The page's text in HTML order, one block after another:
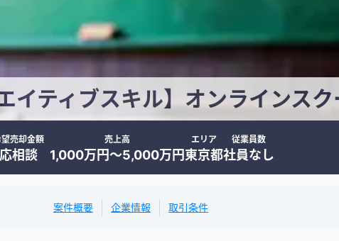
イティブスキル】オンラインス
売却金額
応相談
売上高
1,000万円〜5,000万円
エリア
東京都
従業員数
社員なし
案件概要 企業情報 取引条件